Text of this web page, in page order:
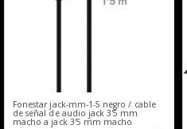
Fonestar jack-mm-1-5 negro / cable
de señal de audio jack 3'5 mm
macho a jack 3'5 mm macho